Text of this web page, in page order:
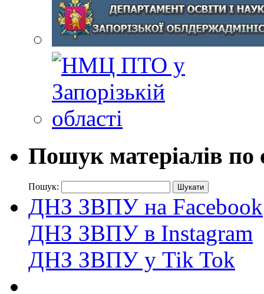
Пошук матеріалів по
Пошук:
ДНЗ ЗВПУ на Facebook
ДНЗ ЗВПУ в Instagram
ДНЗ ЗВПУ у Tik Tok